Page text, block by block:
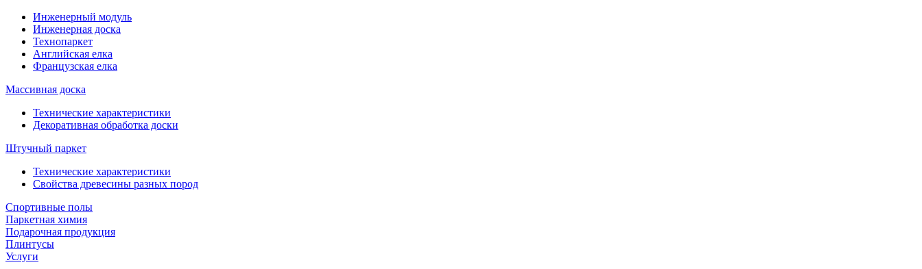
Инженерный модуль
Инженерная доска
Технопаркет
Английская елка
Французская елка
Массивная доска
Технические характеристики
Декоративная обработка доски
Штучный паркет
Технические характеристики
Свойства древесины разных пород
Спортивные полы
Паркетная химия
Подарочная продукция
Плинтусы
Услуги